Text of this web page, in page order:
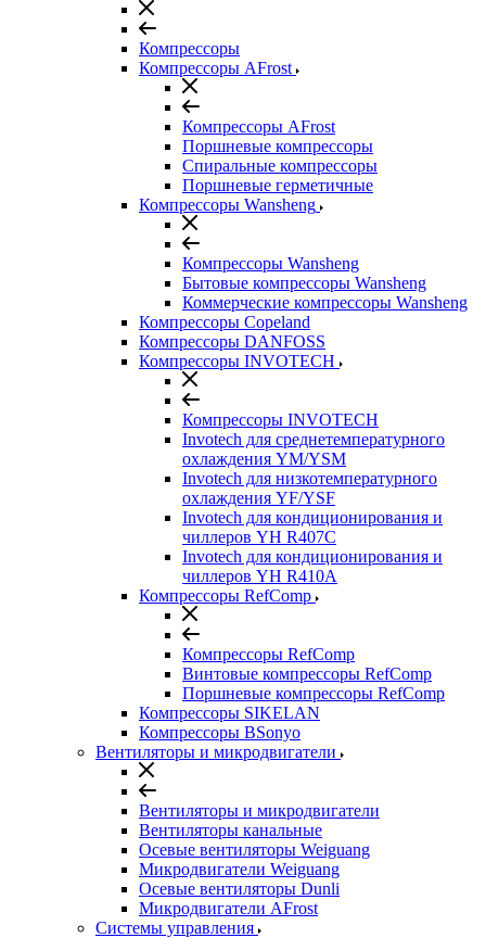
Компрессоры
Компрессоры AFrost
Компрессоры AFrost
Поршневые компрессоры
Спиральные компрессоры
Поршневые герметичные
Компрессоры Wansheng
Компрессоры Wansheng
Бытовые компрессоры Wansheng
Коммерческие компрессоры Wansheng
Компрессоры Copeland
Компрессоры DANFOSS
Компрессоры INVOTECH
Компрессоры INVOTECH
Invotech для среднетемпературного
охлаждения YM/YSM
Invotech для низкотемпературного
охлаждения YF/YSF
Invotech для кондиционирования и
чиллеров YH R407C
Invotech для кондиционирования и
чиллеров YH R410A
Компрессоры RefComp
Компрессоры RefComp
Винтовые компрессоры RefComp
Поршневые компрессоры RefComp
Компрессоры SIKELAN
Компрессоры BSonyo
Вентиляторы и микродвигатели
Вентиляторы и микродвигатели
Вентиляторы канальные
Осевые вентиляторы Weiguang
Микродвигатели Weiguang
Осевые вентиляторы Dunli
Микродвигатели AFrost
Системы управления